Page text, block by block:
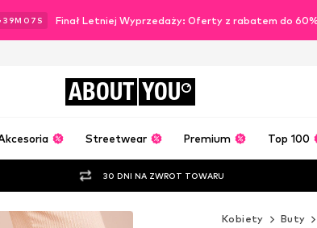
39M 05 S Finał Letniej Wyprzedaży: Oferty z rabatem do
ABOUT YOU
Streetwear Premium Top 100
30 DNI NA ZWROT TOWARU
Kobiety Buty